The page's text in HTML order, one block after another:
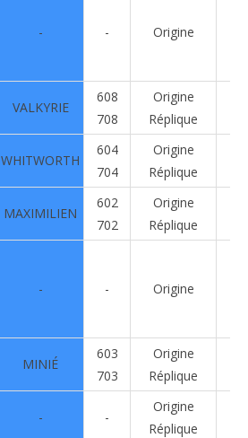
- - Origine
VALKYRIE
608
708
Origine
Réplique
WHITWORTH
604
704
Origine
Réplique
MAXIMILIEN
602
702
Origine
Réplique
- - Origine
MINIÉ
603
703
Origine
Réplique
- -
Origine
Réplique